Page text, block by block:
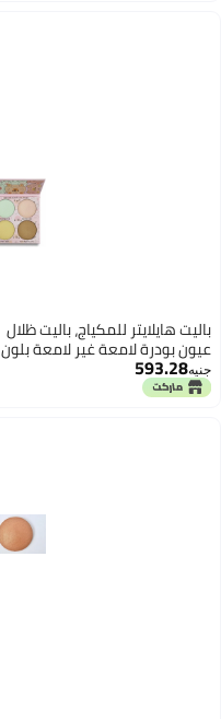
باليت هايلايتر للمكياج، باليت ظلال
عيون بودرة لامعة غير لامعة بلون
ذهبي وردي وبني نيود، تغطية تدوم
طويلاً ومقاومة للماء، 4 ألوان
جنيه593.28